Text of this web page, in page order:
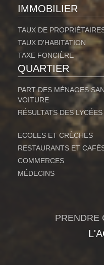
IMMOBILIER
TAUX DE
TAUX D'HABITATION
TAXE FONCIÈRE
QUARTIER
PART DES MÉNAGES
VOITURE
RÉSULTATS DES LYCÉES
ECOLES ET CRÈCHES
RESTAURANTS ET
COMMERCES
MÉDECINS
PRENDRE